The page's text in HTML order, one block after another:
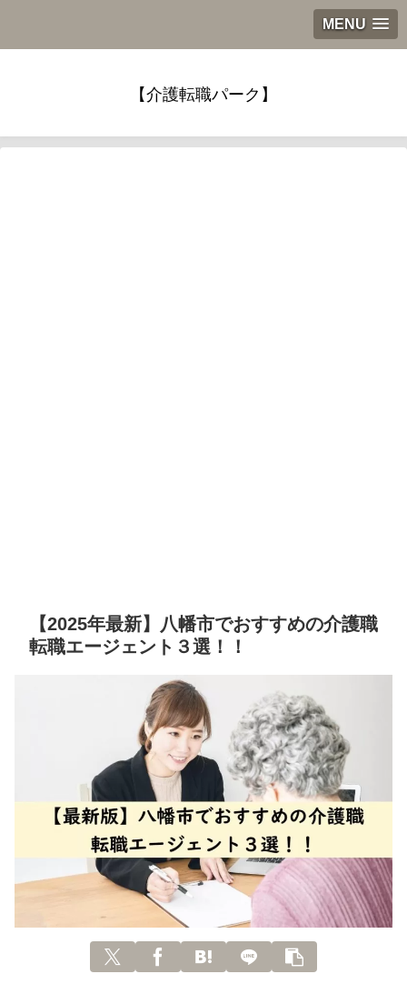
MENU
【介護転職パーク】
【2025年最新】八幡市でおすすめの介護職
転職エージェント３選！！